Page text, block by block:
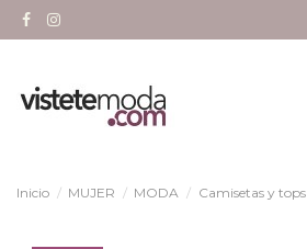
Inicio MUJER MODA Camisetas y tops